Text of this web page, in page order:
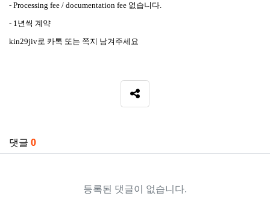
- Processing fee / documentation fee 없습니다.
- 1년씩 계약
kin29jiv로 카톡 또는 쪽지 남겨주세요
SNS 공유
댓글 0
등록된 댓글이 없습니다.